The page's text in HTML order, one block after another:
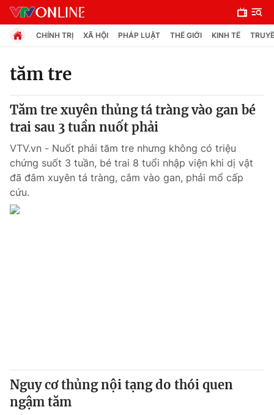
Chuyên mục
Chính trị
Xã hội
Pháp luật
Góc doanh nghiệp
Truyền hình
Phim VTV
Giải trí
CHÍNH TRỊ XÃ HỘI PHÁP LUẬT THẾ GIỚI KINH TẾ
tăm tre
Tăm tre xuyên thủng tá tràng vào gan bé
trai sau 3 tuần nuốt phải
VTV.vn - Nuốt phải tăm tre nhưng không có triệu
chứng suốt 3 tuần, bé trai 8 tuổi nhập viện khi dị vật
đã đâm xuyên tá tràng, cắm vào gan, phải mổ cấp
cứu.
Nguy cơ thủng nội tạng do thói quen
ngậm tăm